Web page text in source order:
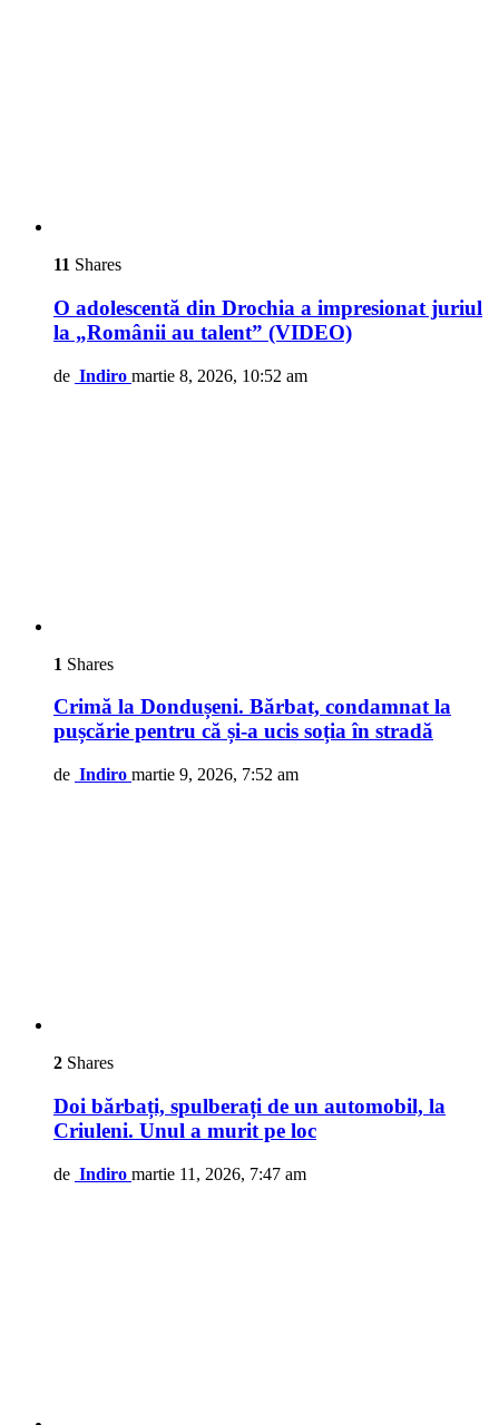
11 Shares
O adolescentă din Drochia a impresionat juriul
la „Românii au talent” (VIDEO)
de Indiro martie 8, 2026, 10:52 am
1 Shares
Crimă la Dondușeni. Bărbat, condamnat la
pușcărie pentru că și-a ucis soția în stradă
de Indiro martie 9, 2026, 7:52 am
2 Shares
Doi bărbați, spulberați de un automobil, la
Criuleni. Unul a murit pe loc
de Indiro martie 11, 2026, 7:47 am